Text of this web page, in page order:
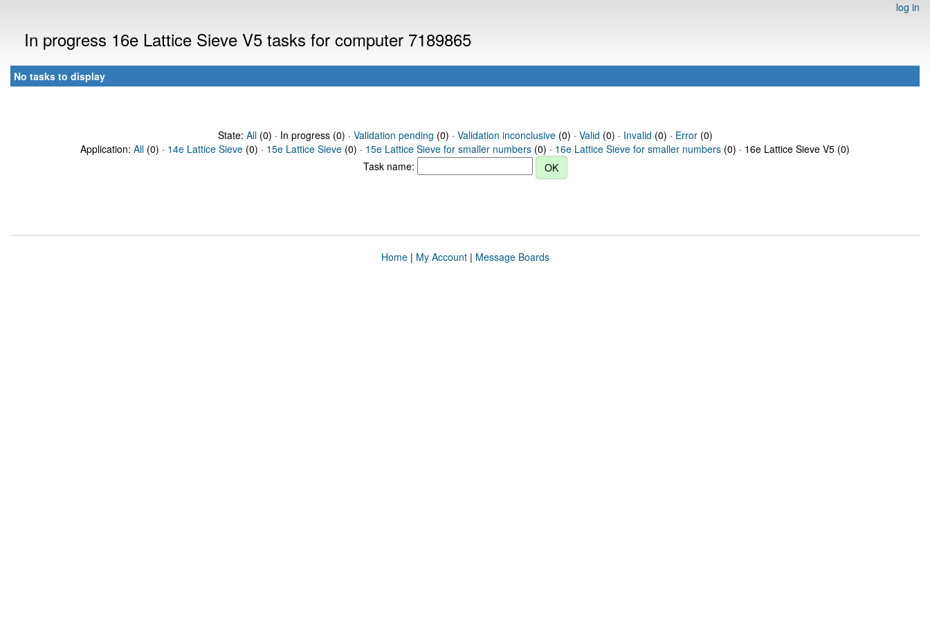
log in
In progress 16e Lattice Sieve V5 tasks for computer 7189865
No tasks to display
State: All(0) · In progress (0) · Validation pending (0) · Validation inconclusive(0) · Valid (0) · Invalid (0) · Error(0)
Application: All (0) · 14e Lattice Sieve (0) · 15e Lattice Sieve (0) · 15e Lattice Sieve for smaller numbers (0) · 16e Lattice Sieve for smaller numbers (0) · 16e Lattice Sieve V5 (0)
Task name:
Home| My Account| Message Boards